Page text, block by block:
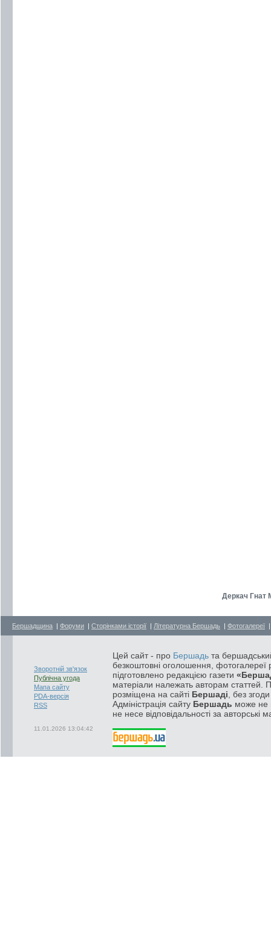
Деркач Гнат
Бершадщина | Форуми | Сторінками історії | Літературна Бершадь | Фотогалереї
Зворотній зв'язок
Публічна угода
Мапа сайту
PDA-версія
RSS
11.01.2026 13:04:42
Цей сайт - про Бершадь та
безкоштовні оголошення, фотогалереї
підготовлено редакцією газети
матеріали належать авторам статтей.
розміщена на сайті Бершаді , без
Адміністрація сайту Бершадь може не
не несе відповідальності за авторські